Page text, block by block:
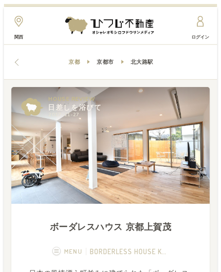
関西 ログイン
京都 京都市 北大路駅
HOUSE REVIEW
日差しを浴びて
2017-11-27
HOUSE REVIEW
日差しを浴びて
2017-11-27
ボーダレスハウス 京都上賀茂
MENU